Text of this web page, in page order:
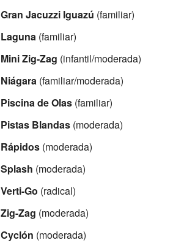
Gran Jacuzzi Iguazú (familiar)
Laguna(familiar)
Mini Zig-Zag (infantil/moderada)
Niágara(familiar/moderada)
Piscina de Olas(familiar)
Pistas Blandas(moderada)
Rápidos(moderada)
Splash (moderada)
Verti-Go (radical)
Zig-Zag (moderada)
Cyclón (moderada)